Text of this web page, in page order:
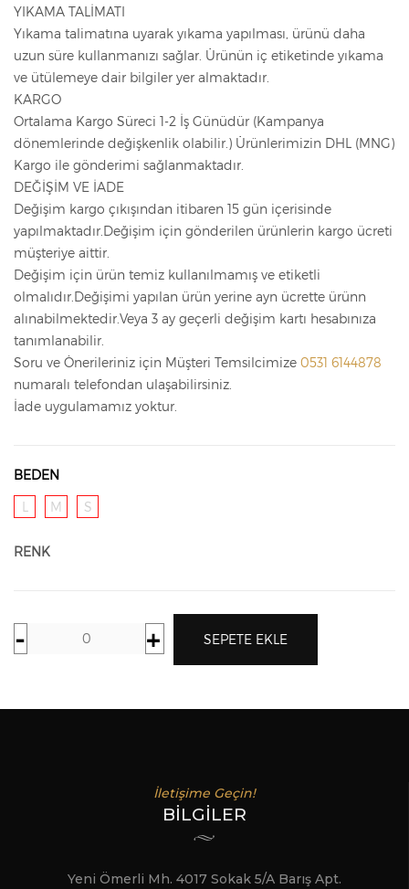
YIKAMA TALİMATI
Yıkama talimatına uyarak yıkama yapılması, ürünü daha
uzun süre kullanmanızı sağlar. Ürünün iç etiketinde yıkama
ve ütülemeye dair bilgiler yer almaktadır.
KARGO
Ortalama Kargo Süreci 1-2 İş Günüdür (Kampanya
dönemlerinde değişkenlik olabilir.) Ürünlerimizin DHL (MNG)
Kargo ile gönderimi sağlanmaktadır.
DEĞİŞİM VE İADE
Değişim kargo çıkışından itibaren 15 gün içerisinde
yapılmaktadır.Değişim için gönderilen ürünlerin kargo ücreti
müşteriye aittir.
Değişim için ürün temiz kullanılmamış ve etiketli
olmalıdır.Değişimi yapılan ürün yerine ayn ücrette ürünn
alınabilmektedir.Veya 3 ay geçerli değişim kartı hesabınıza
tanımlanabilir.
Soru ve Önerileriniz için Müşteri Temsilcimize 0531 6144878
numaralı telefondan ulaşabilirsiniz.
İade uygulamamız yoktur.
BEDEN
L M S
RENK
- + SEPETE EKLE
İletişime Geçin!
BILGILER
Yeni Ömerli Mh. 4017 Sokak 5/A Barış Apt.